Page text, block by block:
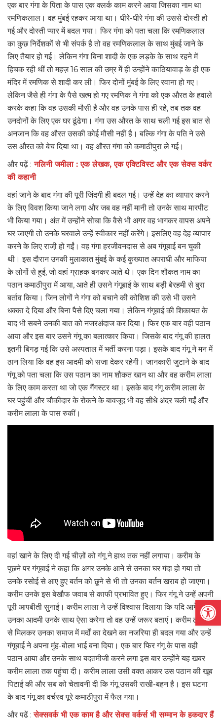
एक बार गंगा के पिता के पास एक क्लर्क काम करने आया जिसका नाम था
रमणिकलाल। वह मुंबई रहकर आया था। धीरे-धीरे गंगा की उससे दोस्ती हो
गई और दोस्ती प्यार में बदल गया। फिर गंगा को पता चला कि रमणिकलाल
का कुछ निर्देशकों से भी संपर्क है तो वह रमणिकलाल के साथ मुंबई जाने के
लिए तैयार हो गई। लेकिन गंगा बिना शादी के एक लड़के के साथ रहने में
हिचक रही थीं तो महज़ 16 साल की उम्र में ही उन्होंने काठियावाड़ के ही एक
मंदिर में रमणिक से शादी कर ली। फिर दोनों मुंबई के लिए रवाना हो गए।
लेकिन जैसे ही गंगा के पैसे खत्म हो गए रमणिक ने गंगा को एक औरत के हवाले
करके कहा कि वह उसकी मौसी है और वह उनके पास ही रहे, तब तक वह
उनदोनों के लिए एक घर ढूंढेगा। गंगा उस औरत के साथ चली गई इस बात से
अनजान कि वह औरत उसकी कोई मौसी नहीं है। बल्कि गंगा के पति ने उसे
उस औरत को बेच दिया था। वह औरत गंगा को कमाठीपुरा ले गई।
और पढ़ें : नलिनी जमीला : एक लेखक, एक एक्टिविस्ट और एक सेक्स वर्कर
की कहानी
वहां जाने के बाद गंगा की पूरी जिंदगी ही बदल गई। उन्हें देह का व्यापार करने
के लिए विवश किया जाने लगा और जब वह नहीं मानी तो उनके साथ मारपीट
भी किया गया। अंत में उन्होंने सोचा कि वैसे भी अगर वह भागकर वापस अपने
घर जाएगी तो उनके घरवाले उन्हें स्वीकार नहीं करेंगे। इसलिए वह देह व्यापार
करने के लिए राजी़ हो गईं। वह गंगा हरजीवनदास से अब गंगूबाई बन चुकी
थी। इस दौरान उनकी मुलाकात मुंबई के कई कुख्यात अपराधी और माफिया
के लोगों से हुई, जो वहां ग्राहक बनकर आते थे। एक दिन शौकत नाम का
पठान कमाठीपुरा में आया, आते ही उसने गंगूबाई के साथ बड़ी बेरहमी से बुरा
बर्ताव किया। जिन लोगों ने गंगा को बचाने की कोशिश की उसे भी उसने
धक्का दे दिया और बिना पैसे दिए चला गया। लेकिन गंगूबाई की शिकायत के
बाद भी सबने उनकी बात को नजरअंदाज कर दिया। फिर एक बार वही पठान
आया और इस बार उसने गंगू का बलात्कार किया। जिसके बाद गंगू की हालत
इतनी बिगड़ गई कि उसे अस्पताल में भर्ती करना पड़ा। इसके बाद गंगू ने मन में
ठान लिया कि वह इस आदमी को सजा देकर रहेगी। जानकारी जुटाने के बाद
गंगू को पता चला कि उस पठान का नाम शौकत खान था और वह करीम लाला
के लिए काम करता था जो एक गैंगस्टर था। इसके बाद गंगू करीम लाला के
घर पहुंचीं और चौकीदार के रोकने के बावजूद भी वह सीधे अंदर चली गईं और
करीम लाला के पास रुकीं।
वहां खाने के लिए दी गई चीज़ों को गंगू ने हाथ तक नहीं लगाया। करीम के
पूछने पर गंगूबाई ने कहा कि अगर उनके आने से उनका घर गंदा हो गया तो
उनके रसोई से आए हुए बर्तन को छूने से भी तो उनका बर्तन खराब हो जाएगा।
करीम उनके इस बेखौफ जवाब से काफी प्रभावित हुए। फिर गंगू ने उन्हें अपनी
पूरी आपबीती सुनाई। करीम लाला ने उन्हें विश्वास दिलाया कि यदि आगे से
उनका आदमी उनके साथ ऐसा करेगा तो वह उन्हें जरूर बताएं। करीम लाला
से मिलकर उनका समाज में मर्दों का देखने का नजरिया ही बदल गया और उन्हें
गंगूबाई ने अपना मुंह-बोला भाई बना दिया। एक बार फिर गंगू के पास वही
पठान आया और उनके साथ बदतमीजी करने लगा इस बार उन्होंने यह खबर
करीम लाला तक पहुंचा दी। करीम लाला उसी वक्त आकर उस पठान की खूब
पिटाई की और सब को चेतावनी दी कि गंगू उसकी राखी-बहन है। इस घटना
के बाद गंगू का वर्चस्व पूरे कमाठीपुरा में फैल गया।
और पढ़ें :सेक्सवर्क भी एक काम है और सेक्स वर्कर्स भी सम्मान के हकदार हैं